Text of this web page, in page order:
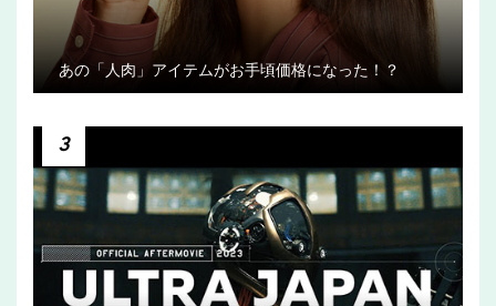
あの「人肉」アイテムがお手頃価格になった！？
3